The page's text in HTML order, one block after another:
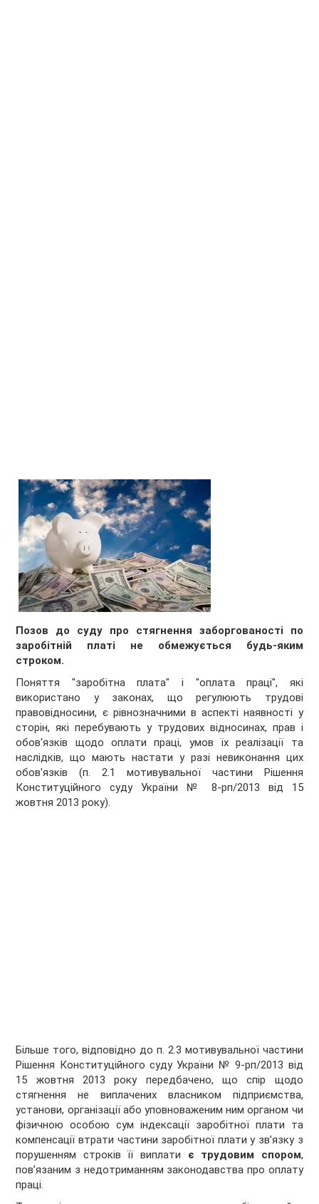
Позов до суду про стягнення заборгованості по
заробітній платі не обмежується будь-яким
строком.
Поняття "заробітна плата" і "оплата праці", які
використано у законах, що регулюють трудові
правовідносини, є рівнозначними в аспекті наявності у
сторін, які перебувають у трудових відносинах, прав і
обов'язків щодо оплати праці, умов їх реалізації та
наслідків, що мають настати у разі невиконання цих
обов'язків (п. 2.1 мотивувальної частини Рішення
Конституційного суду України № 8-рп/2013 від 15
жовтня 2013 року).
Більше того, відповідно до п. 2.3 мотивувальної частини
Рішення Конституційного суду України № 9-рп/2013 від
15 жовтня 2013 року передбачено, що спір щодо
стягнення не виплачених власником підприємства,
установи, організації або уповноваженим ним органом чи
фізичною особою сум індексації заробітної плати та
компенсації втрати частини заробітної плати у зв’язку з
порушенням строків її виплати є трудовим спором,
пов’язаним з недотриманням законодавства про оплату
праці.